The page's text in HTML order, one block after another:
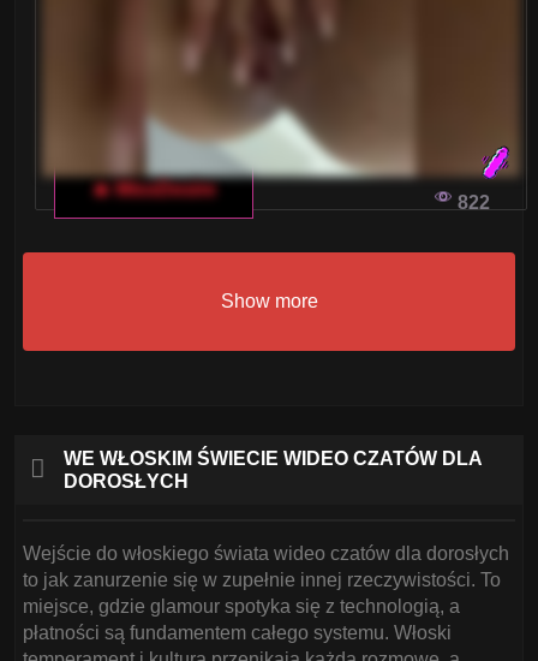
🔥 MissDesire
822
Show more
WE WŁOSKIM ŚWIECIE WIDEO CZATÓW DLA
DOROSŁYCH
Wejście do włoskiego świata wideo czatów dla dorosłych
to jak zanurzenie się w zupełnie innej rzeczywistości. To
miejsce, gdzie glamour spotyka się z technologią, a
płatności są fundamentem całego systemu. Włoski